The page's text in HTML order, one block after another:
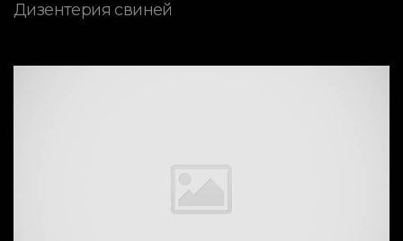
Дизентерия свиней